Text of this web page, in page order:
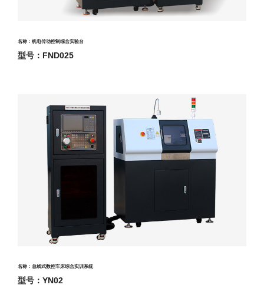
名称：机电传动控制综合实验台
型号：FND025
名称：总线式数控车床综合实训系统
型号：YN02